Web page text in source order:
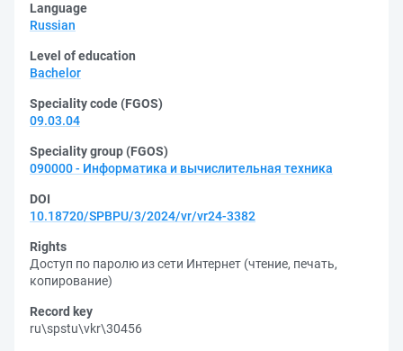
Language
Russian
Level of education
Bachelor
Speciality code (FGOS)
09.03.04
Speciality group (FGOS)
090000 - Информатика и вычислительная техника
DOI
10.18720/SPBPU/3/2024/vr/vr24-3382
Rights
Доступ по паролю из сети Интернет (чтение, печать,
копирование)
Record key
ru\spstu\vkr\30456